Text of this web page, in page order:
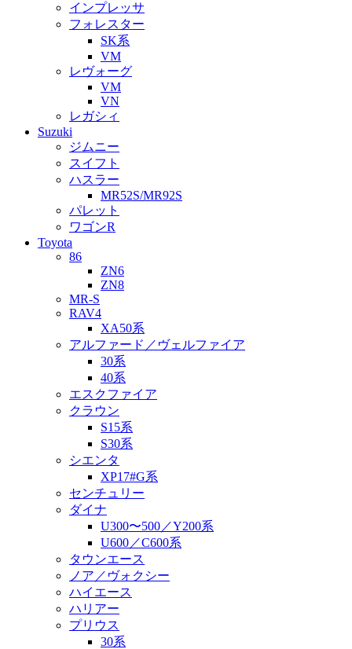
インプレッサ
フォレスター
SK系
VM
レヴォーグ
VM
VN
レガシィ
Suzuki
ジムニー
スイフト
ハスラー
MR52S/MR92S
パレット
ワゴンR
Toyota
86
ZN6
ZN8
MR-S
RAV4
XA50系
アルファード／ヴェルファイア
30系
40系
エスクファイア
クラウン
S15系
S30系
シエンタ
XP17#G系
センチュリー
ダイナ
U300〜500／Y200系
U600／C600系
タウンエース
ノア／ヴォクシー
ハイエース
ハリアー
プリウス
30系